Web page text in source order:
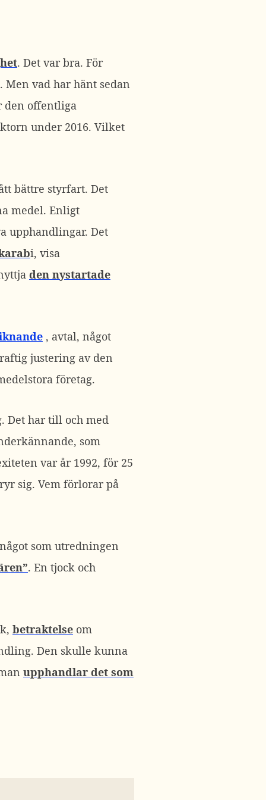
. Det var bra. För
vad har hänt sedan
den offentliga
under 2016. Vilket
bättre styrfart. Det
medel. Enligt
upphandlingar. Det
i, visa
den nystartade
, avtal, något
justering av den
företag.
Det har till och med
som
var år 1992, för 25
sig. Vem förlorar på
som utredningen
. En tjock och
betraktelse om
Den skulle kunna
upphandlar det som